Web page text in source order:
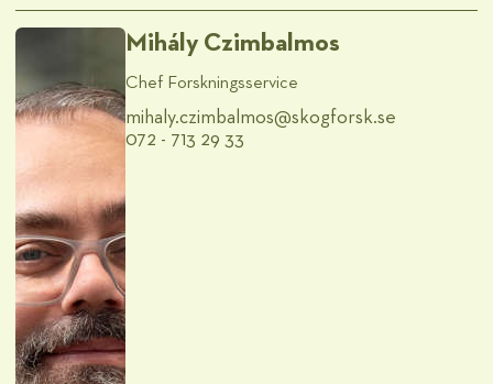
Mihály Czimbalmos
Chef Forskningsservice
mihaly.czimbalmos@​skogforsk.se
072 - 713 29 33